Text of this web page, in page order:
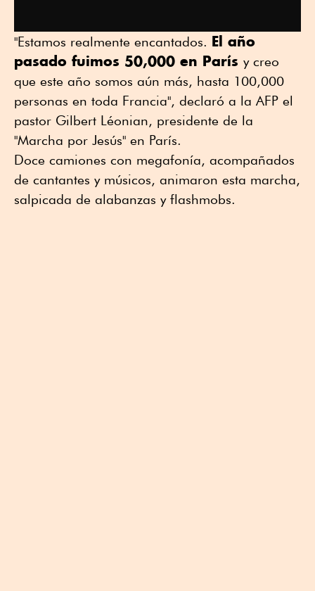
"Estamos realmente encantados. El año
pasado fuimos 50,000 en París y creo
que este año somos aún más, hasta 100,000
personas en toda Francia", declaró a la AFP el
pastor Gilbert Léonian, presidente de la
"Marcha por Jesús" en París.
Doce camiones con megafonía, acompañados
de cantantes y músicos, animaron esta marcha,
salpicada de alabanzas y flashmobs.